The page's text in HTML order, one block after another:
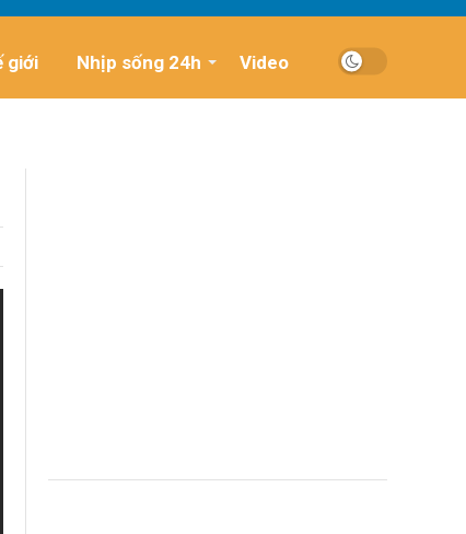
giới Nhịp sống 24h Video